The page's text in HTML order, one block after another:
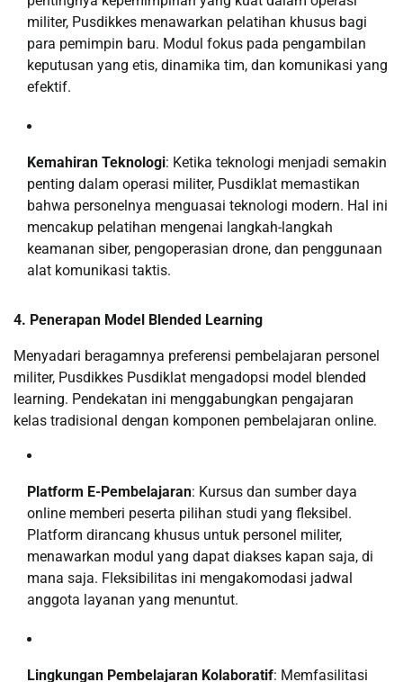
militer, Pusdikkes menawarkan pelatihan khusus bagi
para pemimpin baru. Modul fokus pada pengambilan
keputusan yang etis, dinamika tim, dan komunikasi yang
efektif.
Kemahiran Teknologi: Ketika teknologi menjadi semakin
penting dalam operasi militer, Pusdiklat memastikan
bahwa personelnya menguasai teknologi modern. Hal ini
mencakup pelatihan mengenai langkah-langkah
keamanan siber, pengoperasian drone, dan penggunaan
alat komunikasi taktis.
4. Penerapan Model Blended Learning
Menyadari beragamnya preferensi pembelajaran personel
militer, Pusdikkes Pusdiklat mengadopsi model blended
learning. Pendekatan ini menggabungkan pengajaran
kelas tradisional dengan komponen pembelajaran online.
Platform E-Pembelajaran: Kursus dan sumber daya
online memberi peserta pilihan studi yang fleksibel.
Platform dirancang khusus untuk personel militer,
menawarkan modul yang dapat diakses kapan saja, di
mana saja. Fleksibilitas ini mengakomodasi jadwal
anggota layanan yang menuntut.
Lingkungan Pembelajaran Kolaboratif: Memfasilitasi